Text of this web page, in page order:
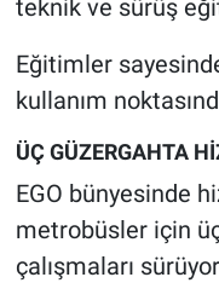
teknik ve sürüş
Eğitimler
kullanım
ÜÇ GÜZERGAHTA
EGO bünyesinde
metrobüsler için
çalışmaları
Türkiye'nin
Yerel Gündem